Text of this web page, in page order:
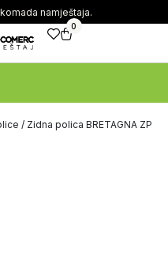
namještaja.
0
/ Zidna polica BRETAGNA ZP